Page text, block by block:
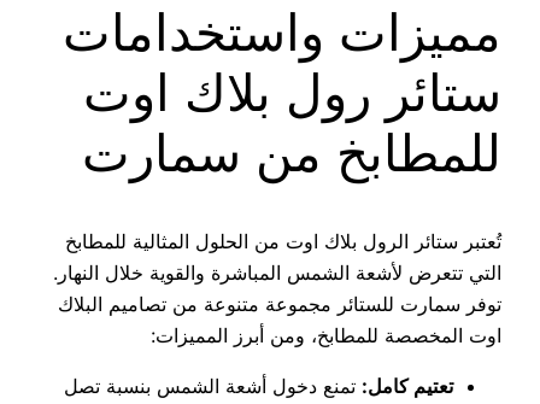
مميزات واستخدامات
ستائر رول بلاك اوت
للمطابخ من سمارت
تُعتبر ستائر الرول بلاك اوت من الحلول المثالية للمطابخ
التي تتعرض لأشعة الشمس المباشرة والقوية خلال النهار.
توفر سمارت للستائر مجموعة متنوعة من تصاميم البلاك
اوت المخصصة للمطابخ، ومن أبرز المميزات:
تعتيم كامل: تمنع دخول أشعة الشمس بنسبة تصل